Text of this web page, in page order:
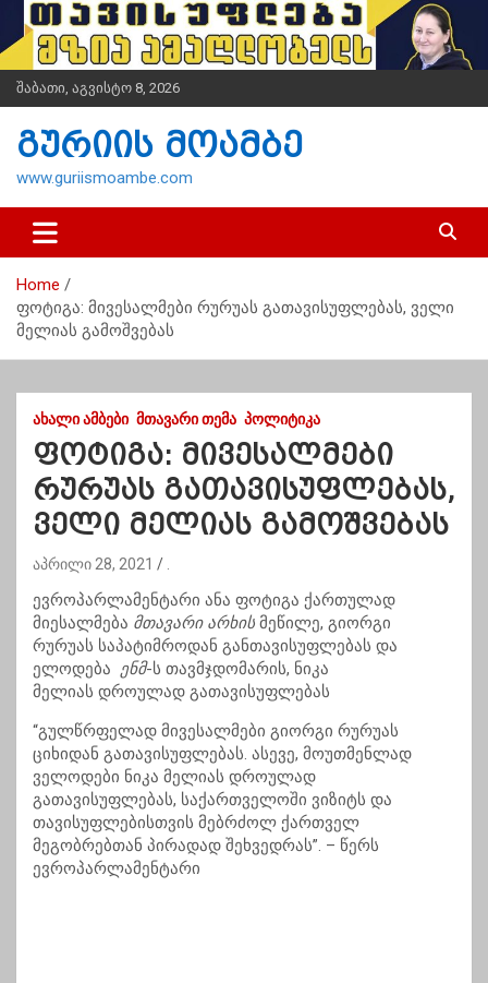
i
t
n
შაბათი, აგვისტო 8, 2026
გურიის მოამბე
www.guriismoambe.com
Home
ფოტიგა: მივესალმები რურუას გათავისუფლებას, ველი
მელიას გამოშვებას
ᲐᲮᲐᲚᲘ ᲐᲛᲑᲔᲑᲘ ᲛᲗᲐᲕᲐᲠᲘ ᲗᲔᲛᲐ ᲞᲝᲚᲘᲢᲘᲙᲐ
ფოტიგა: მივესალმები
რურუას გათავისუფლებას,
ველი მელიას გამოშვებას
აპრილი 28, 2021
ევროპარლამენტარი ანა ფოტიგა ქართულად
მიესალმება მთავარი არხის მეწილე, გიორგი
რურუას საპატიმროდან განთავისუფლებას და
ელოდება ენმ-ს თავმჯდომარის, ნიკა
მელიას დროულად გათავისუფლებას
“გულწრფელად მივესალმები გიორგი რურუას
ციხიდან გათავისუფლებას. ასევე, მოუთმენლად
ველოდები ნიკა მელიას დროულად
გათავისუფლებას, საქართველოში ვიზიტს და
თავისუფლებისთვის მებრძოლ ქართველ
მეგობრებთან პირადად შეხვედრას”. – წერს
ევროპარლამენტარი